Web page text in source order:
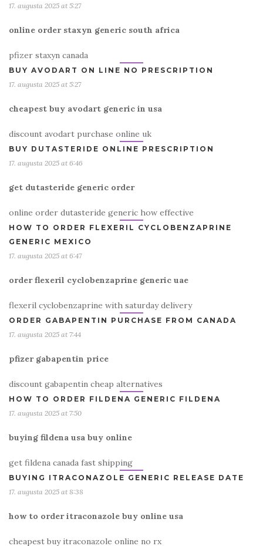
17. augusta 2025 at 5:27
online order staxyn generic south africa
pfizer staxyn canada
BUY AVODART ON LINE NO PRESCRIPTION
17. augusta 2025 at 5:27
cheapest buy avodart generic in usa
discount avodart purchase online uk
BUY DUTASTERIDE ONLINE PRESCRIPTION
17. augusta 2025 at 6:46
get dutasteride generic order
online order dutasteride generic how effective
HOW TO ORDER FLEXERIL CYCLOBENZAPRINE
GENERIC MEXICO
17. augusta 2025 at 6:47
order flexeril cyclobenzaprine generic uae
flexeril cyclobenzaprine with saturday delivery
ORDER GABAPENTIN PURCHASE FROM CANADA
17. augusta 2025 at 7:44
pfizer gabapentin price
discount gabapentin cheap alternatives
HOW TO ORDER FILDENA GENERIC FILDENA
17. augusta 2025 at 7:50
buying fildena usa buy online
get fildena canada fast shipping
BUYING ITRACONAZOLE GENERIC RELEASE DATE
17. augusta 2025 at 8:38
how to order itraconazole buy online usa
cheapest buy itraconazole online no rx